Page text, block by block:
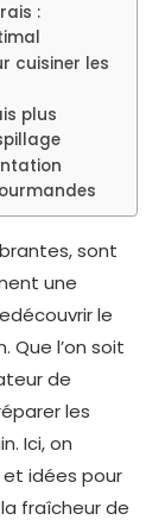
:
cuisiner les
plus
sont
une
le
Que l’on soit
de
les
Ici, on
idées pour
fraîcheur de